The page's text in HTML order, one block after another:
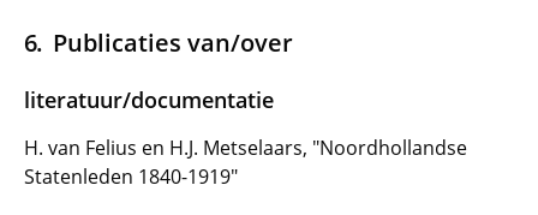
Publicaties van/over
literatuur/documentatie
H. van Felius en H.J. Metselaars, "Noordhollandse
Statenleden 1840-1919"